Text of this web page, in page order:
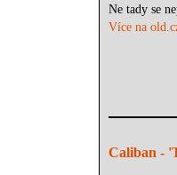
Ne tady se
Více na
Caliban -